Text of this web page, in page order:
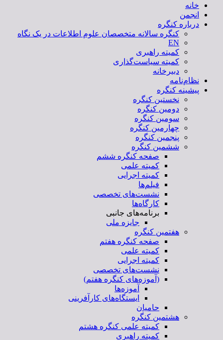
خانه
انجمن
درباره کنگره
کنگره سالانه متخصصان علوم اطلاعات در یک نگاه
EN
کمیته راهبری
کمیته سیاست‌گذاری
دبیرخانه
نظام‌نامه
پیشینه کنگره
نخستین کنگره
دومین کنگره
سومین کنگره
چهارمین کنگره
پنجمین کنگره
ششمین کنگره
صفحه کنگره ششم
کمیته علمی
کمیته اجرایی
فیلم‌ها
نشست‌های تخصصی
کارگاه‌ها
برنامه‌های جانبی
جایزه ملی
هفتمین کنگره
صفحه کنگره هفتم
کمیته علمی
کمیته اجرایی
نشست‌های تخصصی
(آموزه‌های کنگره هفتم)
آموزه‌ها
ایستگاه‌های کارآفرینی
حامیان
هشتمین کنگره
کمیته علمی کنگره هشتم
کمیته راهبری